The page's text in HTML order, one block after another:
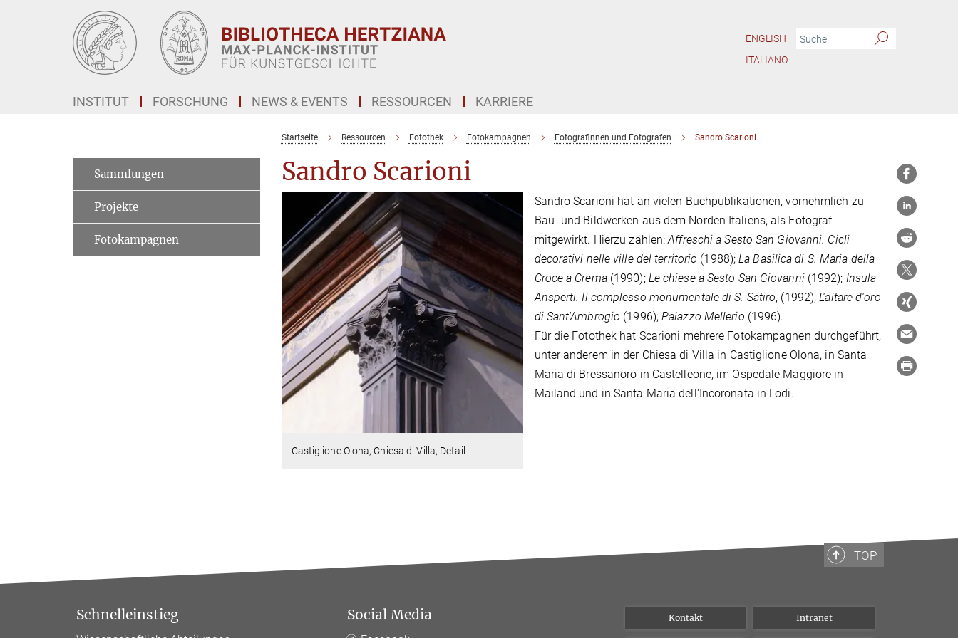
ENGLISH
ITALIANO
INSTITUT FORSCHUNG NEWS & EVENTS RESSOURCEN KARRIERE
Startseite Ressourcen Fotothek Fotokampagnen Fotografinnen und Fotografen Sandro Scarioni
Sandro Scarioni
Castiglione Olona, Chiesa di Villa, Detail
Sandro Scarioni hat an vielen Buchpublikationen, vornehmlich zu
Bau- und Bildwerken aus dem Norden Italiens, als Fotograf
mitgewirkt. Hierzu zählen:Affreschi a Sesto San Giovanni. Cicli
decorativi nelle ville del territorio (1988);La Basilica di S. Maria della
Croce a Crema(1990); Le chiese a Sesto San Giovanni(1992); Insula
Ansperti. Il complesso monumentale di S. Satiro, (1992);L'altare d'oro
di Sant'Ambrogio (1996);Palazzo Mellerio (1996).
Für die Fotothek hat Scarioni mehrere Fotokampagnen durchgeführt,
unter anderem in der Chiesa di Villa in Castiglione Olona, in Santa
Maria di Bressanoro in Castelleone, im Ospedale Maggiore in
Mailand und in Santa Maria dell'Incoronata in Lodi.
Sammlungen
Projekte
Fotokampagnen
TOP
Schnelleinstieg Social Media Kontakt Intranet